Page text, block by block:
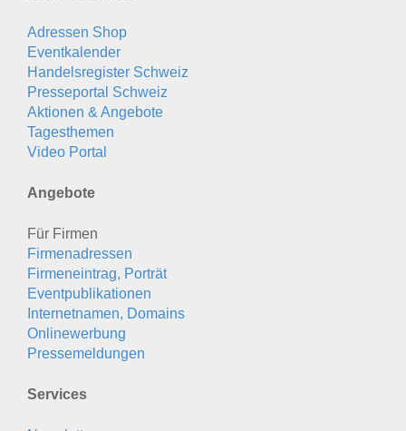
Adressen Shop
Eventkalender
Handelsregister Schweiz
Presseportal Schweiz
Aktionen & Angebote
Tagesthemen
Video Portal
Angebote
Für Firmen
Firmenadressen
Firmeneintrag, Porträt
Eventpublikationen
Internetnamen, Domains
Onlinewerbung
Pressemeldungen
Services